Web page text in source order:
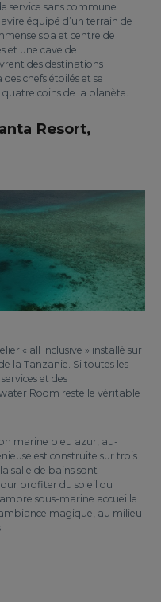
service sans commune
équipé d’un terrain de
spa et centre de
et une cave de
des destinations
chefs étoilés et se
coins de la planète.
Resort,
« all inclusive » installé sur
la Tanzanie. Si toutes les
et des
Room reste le véritable
marine bleu azur, au-
est construite sur trois
salle de bains sont
profiter du soleil ou
sous-marine accueille
magique, au milieu